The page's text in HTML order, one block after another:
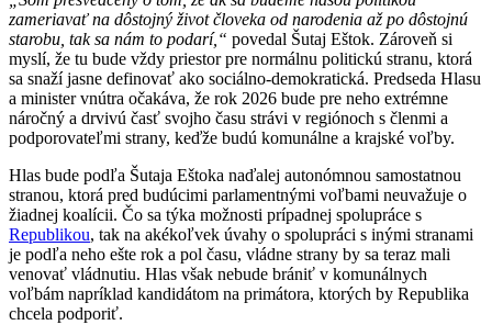
zameriavať na dôstojný život človeka od narodenia až po dôstojnú
starobu, tak sa nám to podarí,“ povedal Šutaj Eštok. Zároveň si
myslí, že tu bude vždy priestor pre normálnu politickú stranu, ktorá
sa snaží jasne definovať ako sociálno-demokratická. Predseda Hlasu
a minister vnútra očakáva, že rok 2026 bude pre neho extrémne
náročný a drvivú časť svojho času strávi v regiónoch s členmi a
podporovateľmi strany, keďže budú komunálne a krajské voľby.
Hlas bude podľa Šutaja Eštoka naďalej autonómnou samostatnou
stranou, ktorá pred budúcimi parlamentnými voľbami neuvažuje o
žiadnej koalícii. Čo sa týka možnosti prípadnej spolupráce s
Republikou, tak na akékoľvek úvahy o spolupráci s inými stranami
je podľa neho ešte rok a pol času, vládne strany by sa teraz mali
venovať vládnutiu. Hlas však nebude brániť v komunálnych
voľbám napríklad kandidátom na primátora, ktorých by Republika
chcela podporiť.